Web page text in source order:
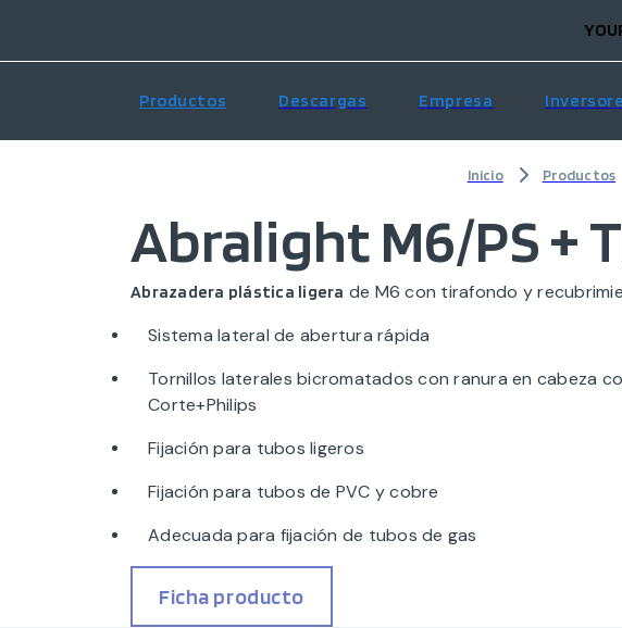
Productos Descargas Empresa
Inicio Productos
Abralight M6/PS +
Abrazadera plástica ligera de M6 con tirafondo y
Sistema lateral de abertura rápida
Tornillos laterales bicromatados con ranura en cabeza
Corte+Philips
Fijación para tubos ligeros
Fijación para tubos de PVC y cobre
Adecuada para fijación de tubos de gas
Ficha producto